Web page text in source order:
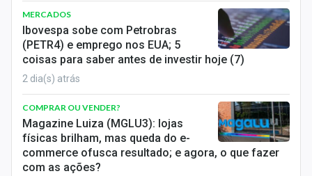
MERCADOS
Ibovespa sobe com Petrobras
(PETR4) e emprego nos EUA; 5
coisas para saber antes de investir hoje (7)
2 dia(s) atrás
COMPRAR OU VENDER?
Magazine Luiza (MGLU3): lojas
físicas brilham, mas queda do e-
commerce ofusca resultado; e agora, o que fazer
com as ações?